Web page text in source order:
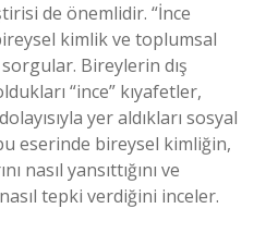
de önemlidir. “İnce
kimlik ve toplumsal
Bireylerin dış
“ince” kıyafetler,
yer aldıkları sosyal
eserinde bireysel kimliğin,
nasıl yansıttığını ve
tepki verdiğini inceler.